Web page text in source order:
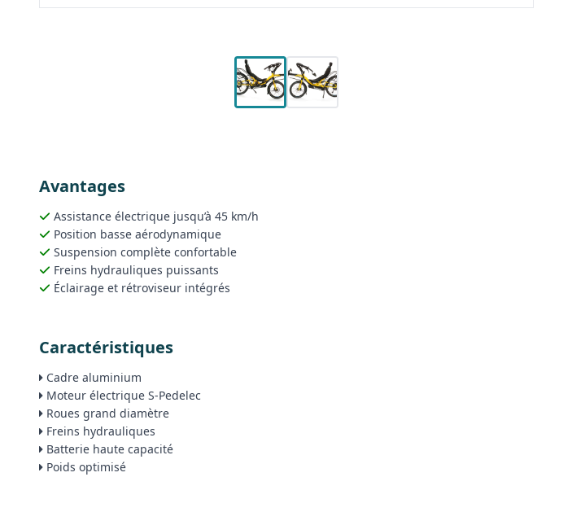
Avantages
Assistance électrique jusqu’à 45 km/h
Position basse aérodynamique
Suspension complète confortable
Freins hydrauliques puissants
Éclairage et rétroviseur intégrés
Caractéristiques
Cadre aluminium
Moteur électrique S-Pedelec
Roues grand diamètre
Freins hydrauliques
Batterie haute capacité
Poids optimisé